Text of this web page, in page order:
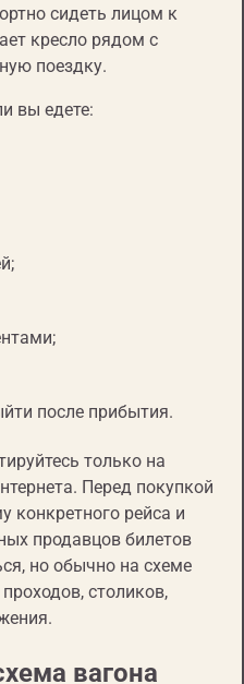
сидеть лицом к
кресло рядом с
поездку.
вы едете:
после прибытия.
только на
Перед покупкой
конкретного рейса и
продавцов билетов
но обычно на схеме
столиков,
вагона